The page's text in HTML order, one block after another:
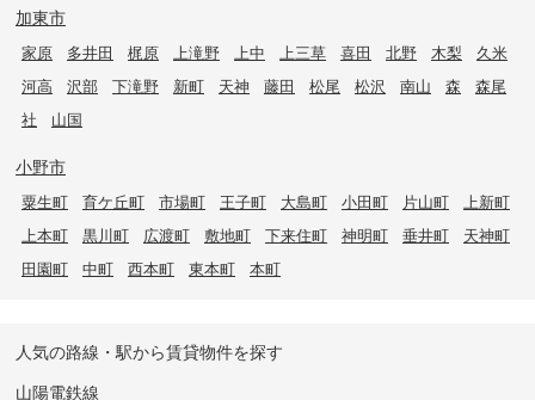
加東市
家原 多井田 梶原 上滝野 上中 上三草 喜田 北野 木梨
久米
河高
沢部 下滝野 新町 天神 藤田 松尾 松沢 南山 森
森尾
社
山国
小野市
粟生町 育ケ丘町 市場町 王子町 大島町 小田町 片山町
上新町
上本町
黒川町 広渡町 敷地町 下来住町 神明町 垂井町
天神町
田園町
中町 西本町 東本町 本町
人気の路線・駅から賃貸物件を探す
山陽電鉄線